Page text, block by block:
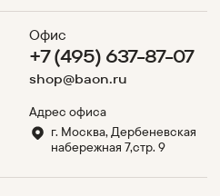
Офис
+7 (495) 637-87-07
shop@baon.ru
Адрес офиса
г. Москва, Дербеневская
набережная 7,стр. 9